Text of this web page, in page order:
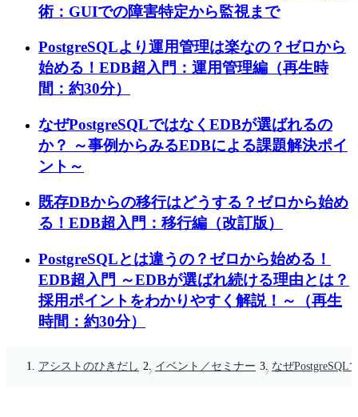
術：GUIでの障害特定から監視まで
PostgreSQLより運用管理は楽なの？ゼロから
始める！EDB超入門：運用管理編（再生時
間：約30分）
なぜPostgreSQLではなくEDBが選ばれるの
か？ ～事例からみるEDBによる課題解決ポイ
ント～
既存DBからの移行はどうする？ゼロから始め
る！EDB超入門：移行編（改訂版）
PostgreSQLとは違うの？ゼロから始める！
EDB超入門 ～EDBが選ばれ続ける理由とは？
採用ポイントをわかりやすく解説！～（再生
時間：約30分）
アシストのひきだし イベント／セミナー なぜ